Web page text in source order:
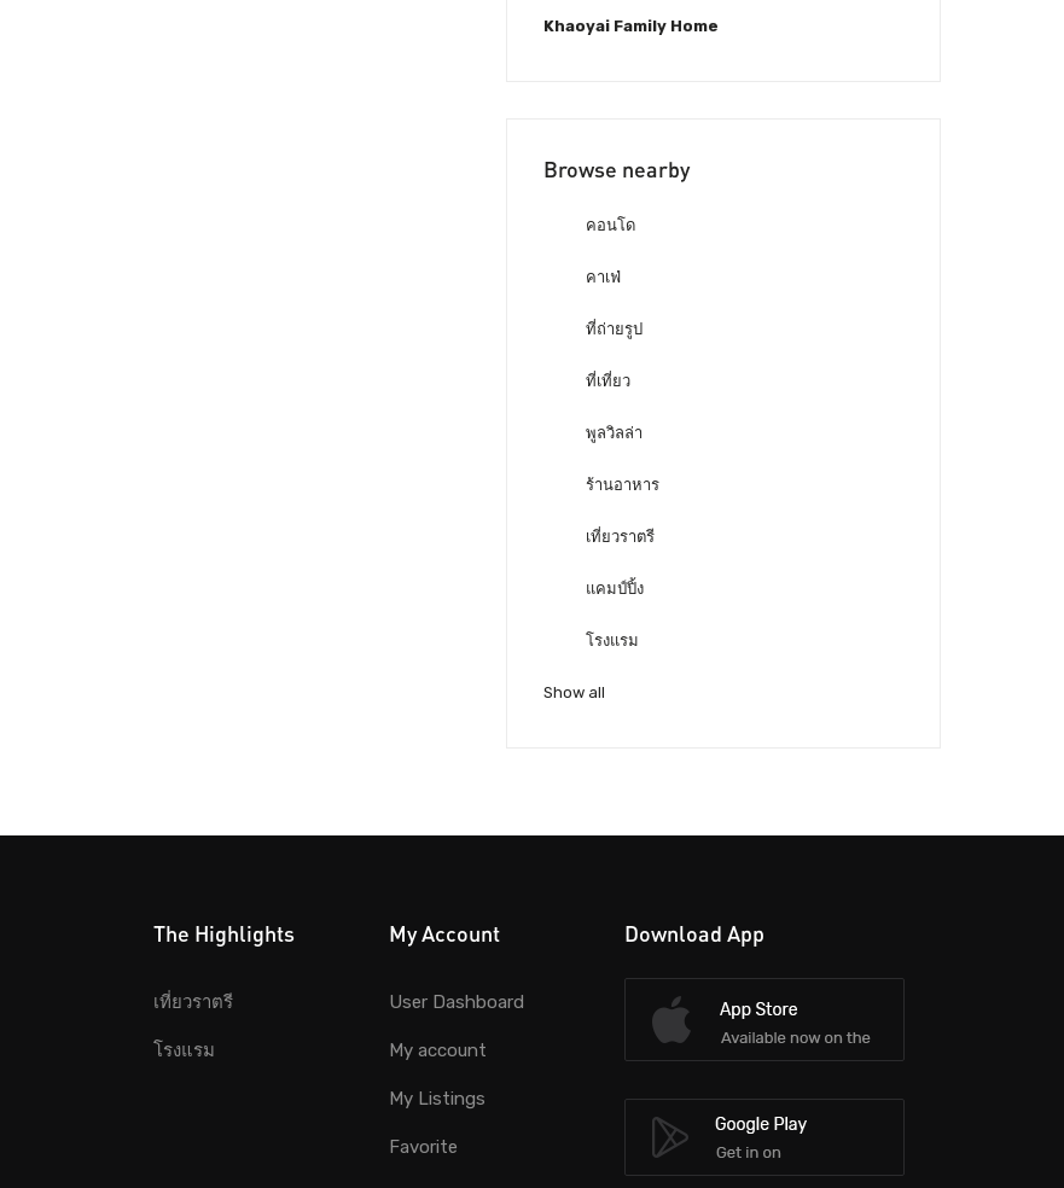
Khaoyai Family Home
Browse nearby
คอนโด
คาเฟ่
ที่ถ่ายรูป
ที่เที่ยว
พูลวิลล่า
ร้านอาหาร
เที่ยวราตรี
แคมป์ปิ้ง
โรงแรม
Show all
The Highlights
เที่ยวราตรี
โรงแรม
My Account
User Dashboard
My account
My Listings
Favorite
Download App